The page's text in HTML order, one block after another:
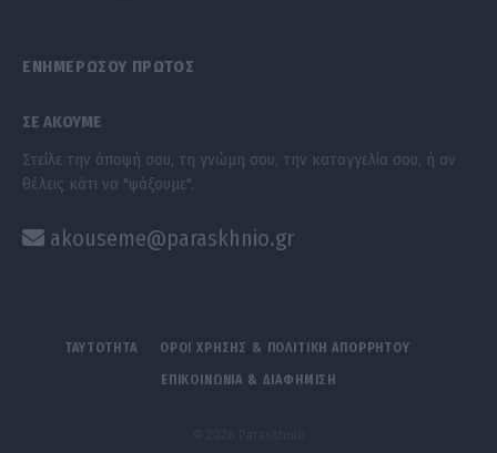
ΕΝΗΜΕΡΩΣΟΥ ΠΡΩΤΟΣ
ΣΕ ΑΚΟΥΜΕ
Στείλε την άποψή σου, τη γνώμη σου, την καταγγελία σου, ή αν
θέλεις κάτι να "ψάξουμε".
akouseme@paraskhnio.gr
ΤΑΥΤΟΤΗΤΑ ΟΡΟΙ ΧΡΗΣΗΣ & ΠΟΛΙΤΙΚΗ ΑΠΟΡΡΗΤΟΥ
ΕΠΙΚΟΙΝΩΝΙΑ & ΔΙΑΦΗΜΙΣΗ